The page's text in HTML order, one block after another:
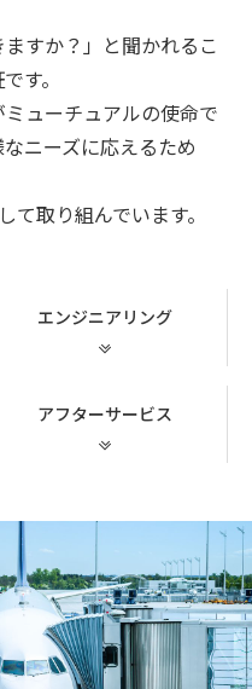
すか？」と聞かれるこ
す。
ューチュアルの使命で
ニーズに応えるため
取り組んでいます。
エンジニアリング
アフターサービス